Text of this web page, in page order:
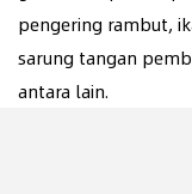
pengering rambut,
sarung tangan
antara lain.